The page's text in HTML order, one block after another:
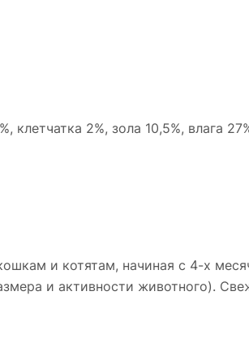
клетчатка 2%, зола 10,5%, влага
и котятам, начиная с 4-х
и активности животного).